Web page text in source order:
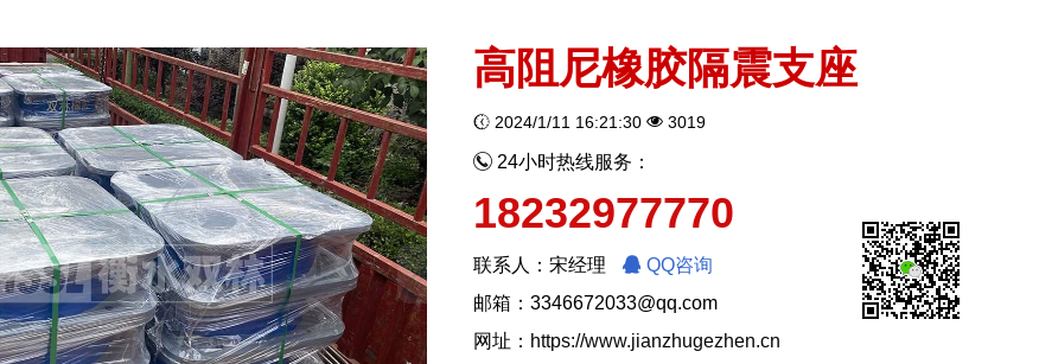
高阻尼橡胶隔震支座
2024/1/11 16:21:30 3019
24小时热线服务：
18232977770
联系人：宋经理
QQ咨询
邮箱：3346672033@qq.com
网址： https://www.jianzhugezhen.cn